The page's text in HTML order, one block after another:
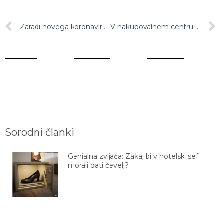
Zaradi novega koronavirusa zaprli pariški Louvre V nakupovalnem centru na Filipinih napadalec zajel več talcev
Sorodni članki
Genialna zvijača: Zakaj bi v hotelski sef
morali dati čevelj?